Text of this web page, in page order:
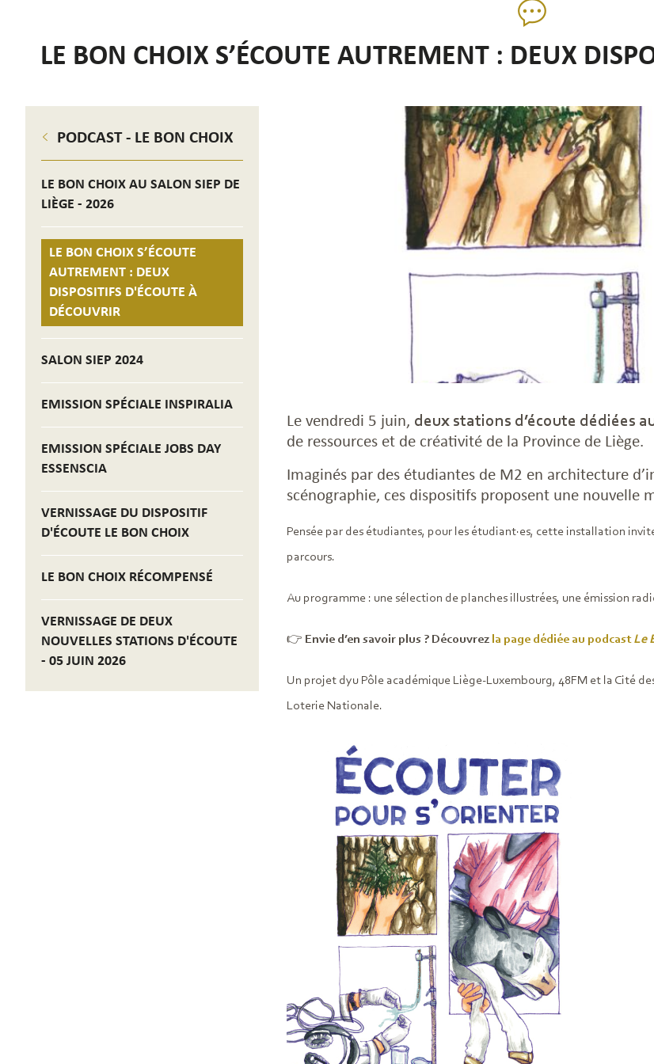
LE BON CHOIX S’ÉCOUTE AUTREMENT : DEUX
PODCAST - LE BON CHOIX
LE BON CHOIX AU SALON SIEP DE
LIÈGE - 2026
LE BON CHOIX S’ÉCOUTE
AUTREMENT : DEUX
DISPOSITIFS D'ÉCOUTE À
DÉCOUVRIR
SALON SIEP 2024
EMISSION SPÉCIALE INSPIRALIA
EMISSION SPÉCIALE JOBS DAY
ESSENSCIA
VERNISSAGE DU DISPOSITIF
D'ÉCOUTE LE BON CHOIX
LE BON CHOIX RÉCOMPENSÉ
VERNISSAGE DE DEUX
NOUVELLES STATIONS D'ÉCOUTE
- 05 JUIN 2026
Le vendredi 5 juin, deux stations d’écoute dédiées
de ressources et de créativité de la Province de Liège.
Imaginés par des étudiantes de M2 en architecture
scénographie, ces dispositifs proposent une nouvelle
Pensée par des étudiantes, pour les étudiant·es, cette installation
parcours.
Au programme : une sélection de planches illustrées, une émission
👉 Envie d’en savoir plus ? Découvrez la page dédiée au podcastLe
Un projet dyu Pôle académique Liège-Luxembourg, 48FM et la Cité
Loterie Nationale.